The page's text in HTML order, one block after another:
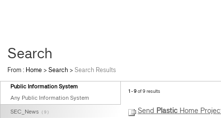
Search
From : Home >Search >Search Results
Public Information System
Any Public Information System
SEC_News ( 9 )
1 - 9of 9 results
Send Plastic Home